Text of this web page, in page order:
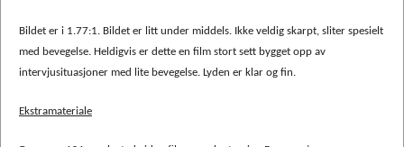
Bildet er i 1.77:1. Bildet er litt under middels. Ikke veldig skarpt, sliter spesielt
med bevegelse. Heldigvis er dette en film stort sett bygget opp av
intervjusituasjoner med lite bevegelse. Lyden er klar og fin.
Ekstramateriale